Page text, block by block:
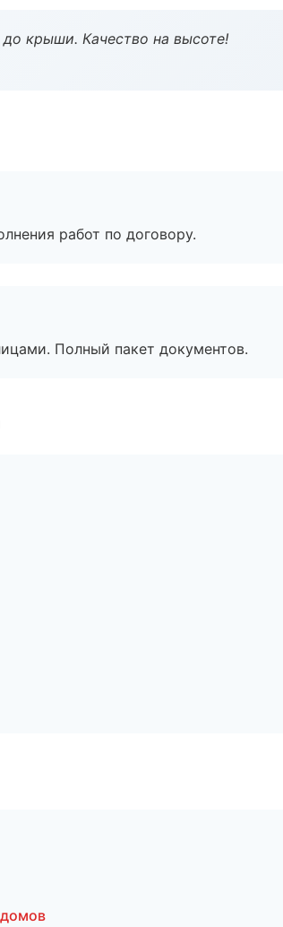
крыши. Качество на высоте!
работ по договору.
Полный пакет документов.